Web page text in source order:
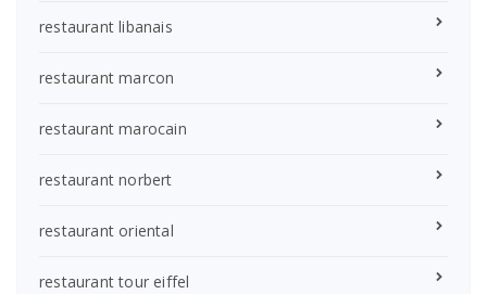
restaurant libanais
restaurant marcon
restaurant marocain
restaurant norbert
restaurant oriental
restaurant tour eiffel